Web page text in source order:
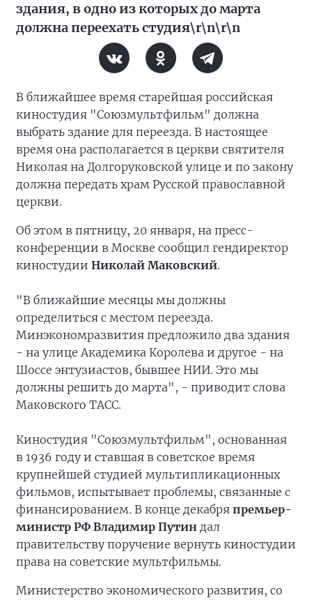
здания, в одно из которых до марта
должна переехать студия\r\n\r\n
В ближайшее время старейшая российская
киностудия "Союзмультфильм" должна
выбрать здание для переезда. В настоящее
время она располагается в церкви святителя
Николая на Долгоруковской улице и по закону
должна передать храм Русской православной
церкви.
Об этом в пятницу, 20 января, на пресс-
конференции в Москве сообщил гендиректор
киностудии Николай Маковский.
"В ближайшие месяцы мы должны
определиться с местом переезда.
Минэкономразвития предложило два здания
- на улице Академика Королева и другое - на
Шоссе энтузиастов, бывшее НИИ. Это мы
должны решить до марта", - приводит слова
Маковского ТАСС.
Киностудия "Союзмультфильм", основанная
в 1936 году и ставшая в советское время
крупнейшей студией мультипликационных
фильмов, испытывает проблемы, связанные с
финансированием. В конце декабря премьер-
министр РФ Владимир Путин дал
правительству поручение вернуть киностудии
права на советские мультфильмы.
Министерство экономического развития, со